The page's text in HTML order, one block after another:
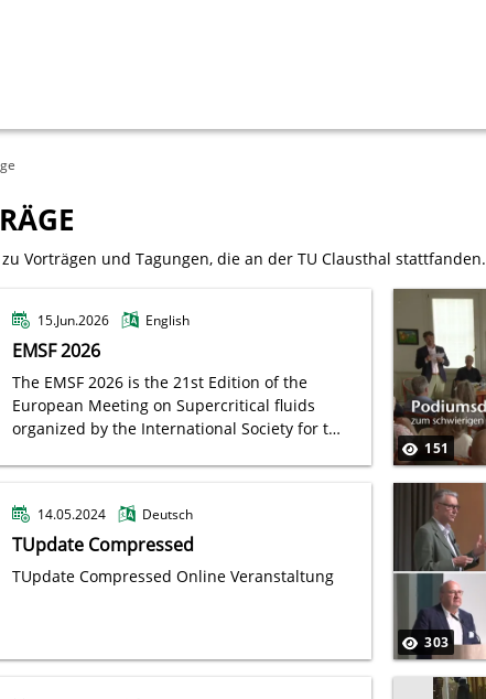
Vorträgen und Tagungen, die an der TU Clausthal stattfanden.
15.Jun.2026 English
EMSF 2026
The EMSF 2026 is the 21st Edition of the
European Meeting on Supercritical fluids
organized by the International Society for the
151
14.05.2024 Deutsch
TUpdate Compressed
TUpdate Compressed Online Veranstaltung
303